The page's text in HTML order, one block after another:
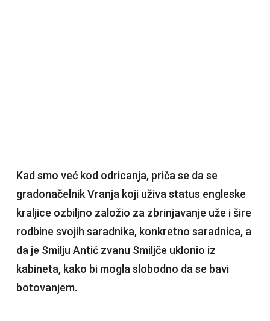
Kad smo već kod odricanja, priča se da se
gradonačelnik Vranja koji uživa status engleske
kraljice ozbiljno založio za zbrinjavanje uže i šire
rodbine svojih saradnika, konkretno saradnica, a
da je Smilju Antić zvanu Smiljče uklonio iz
kabineta, kako bi mogla slobodno da se bavi
botovanjem.